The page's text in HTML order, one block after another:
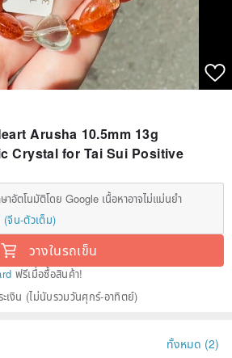
Arusha 10.5mm 13g
Crystal for Tai Sui Positive
อัตโนมัติโดย Google เนื้อหาอาจไม่แม่นยำ
(จีน-ตัวเต็ม)
วางในรถเข็น
ฟรีเมื่อซื้อสินค้า!
เงิน (ไม่นับรวมวันศุกร์-อาทิตย์)
ทั้งหมด (2)